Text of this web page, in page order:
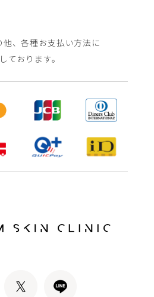
、各種お支払い方法に
ております。